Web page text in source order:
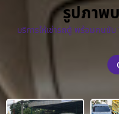
รูปภาพ
บริการให้เช่ารถตู้ พร้อมคนขั